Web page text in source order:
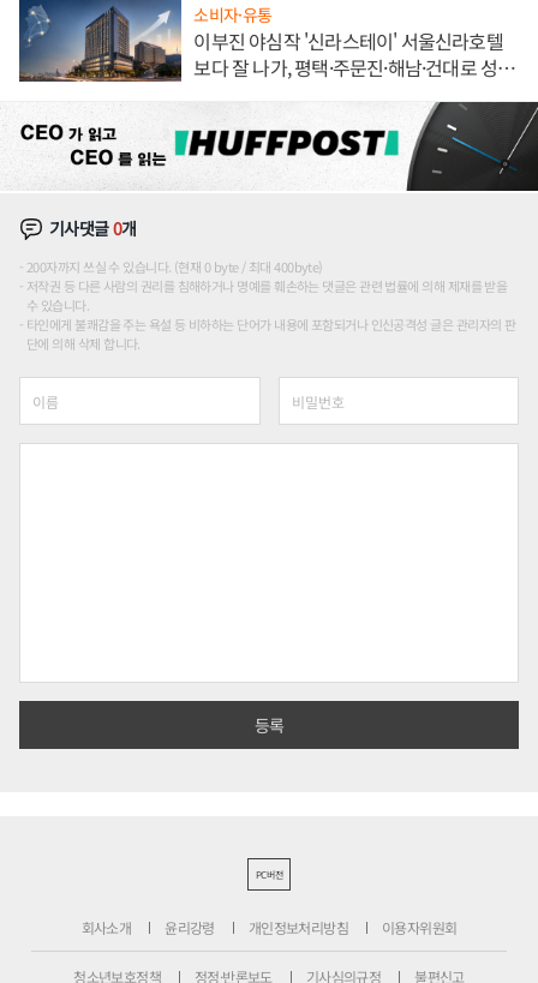
소비자·유통
이부진 야심작 '신라스테이' 서울신라호텔
보다 잘 나가, 평택·주문진·해남·건대로 성
기사댓글0개
200자까지 쓰실 수 있습니다. (현재 0 byte / 최대 400byte)
저작권 등 다른 사람의 권리를 침해하거나 명예를 훼손하는 댓글은 관련 법률에 의해 제재를 받을
수 있습니다.
타인에게 불쾌감을 주는 욕설 등 비하하는 단어가 내용에 포함되거나 인신공격성 글은 관리자의 판
단에 의해 삭제 합니다.
PC버전
회사소개 윤리강령 개인정보처리방침 이용자위원회
청소년보호정책 정정·반론보도 기사심의규정 불편신고